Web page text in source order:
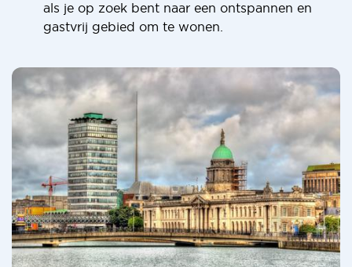
als je op zoek bent naar een ontspannen en
gastvrij gebied om te wonen.